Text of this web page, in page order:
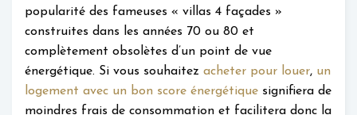
popularité des fameuses « villas 4 façades »
construites dans les années 70 ou 80 et
complètement obsolètes d’un point de vue
énergétique. Si vous souhaitez acheter pour louer, un
logement avec un bon score énergétique signifiera de
moindres frais de consommation et facilitera donc la